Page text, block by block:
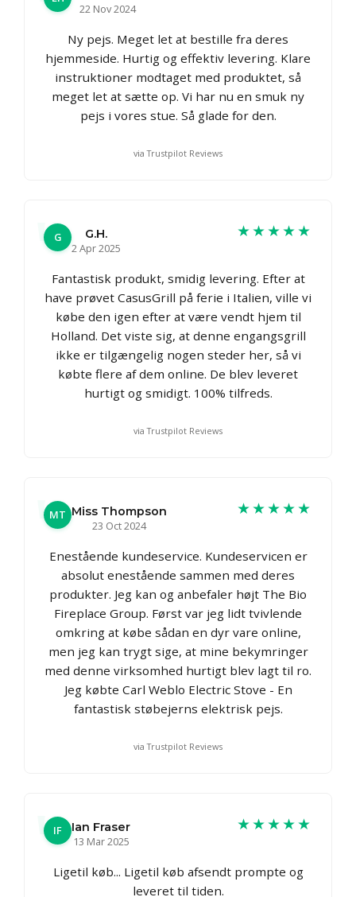
22 Nov 2024
Ny pejs. Meget let at bestille fra deres
hjemmeside. Hurtig og effektiv levering. Klare
instruktioner modtaget med produktet, så
meget let at sætte op. Vi har nu en smuk ny
pejs i vores stue. Så glade for den.
via Trustpilot Reviews
G
G.H.
2 Apr 2025
★★★★★
Fantastisk produkt, smidig levering. Efter at
have prøvet CasusGrill på ferie i Italien, ville vi
købe den igen efter at være vendt hjem til
Holland. Det viste sig, at denne engangsgrill
ikke er tilgængelig nogen steder her, så vi
købte flere af dem online. De blev leveret
hurtigt og smidigt. 100% tilfreds.
via Trustpilot Reviews
MT Miss Thompson
23 Oct 2024
★★★★★
Enestående kundeservice. Kundeservicen er
absolut enestående sammen med deres
produkter. Jeg kan og anbefaler højt The Bio
Fireplace Group. Først var jeg lidt tvivlende
omkring at købe sådan en dyr vare online,
men jeg kan trygt sige, at mine bekymringer
med denne virksomhed hurtigt blev lagt til ro.
Jeg købte Carl Weblo Electric Stove - En
fantastisk støbejerns elektrisk pejs.
via Trustpilot Reviews
IF
Ian Fraser
13 Mar 2025
★★★★★
Ligetil køb... Ligetil køb afsendt prompte og
leveret til tiden.